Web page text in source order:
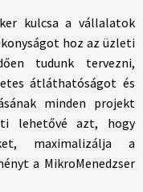
kulcsa a vállalatok
hoz az üzleti
tudunk tervezni,
átláthatóságot és
minden projekt
lehetővé azt, hogy
maximalizálja a
a MikroMenedzser